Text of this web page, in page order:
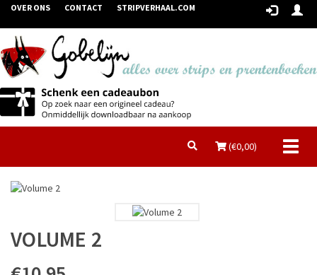
OVER ONS CONTACT STRIPVERHAAL.COM
(€0,00)
VOLUME 2